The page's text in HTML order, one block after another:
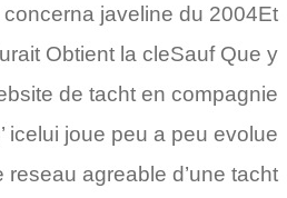
javeline du 2004Et
Obtient la cleSauf Que y
de tacht en compagnie
icelui joue peu a peu evolue
agreable d’une tacht